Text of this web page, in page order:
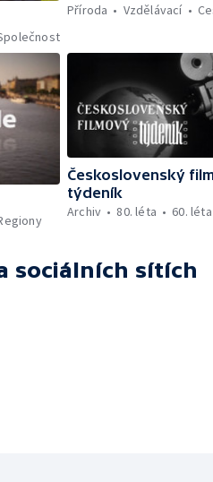
Příroda
Vzdělávací
Československý
týdeník
Archiv
80. léta 60. léta
sociálních sítích